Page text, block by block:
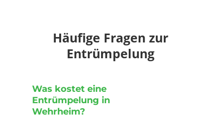
Häufige Fragen zur
Entrümpelung
Was kostet eine
Entrümpelung in
Wehrheim?